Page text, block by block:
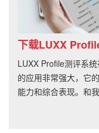
下载LUXX
LUXX Profile测评系
的应用非常强大，它
能力和综合表现。和